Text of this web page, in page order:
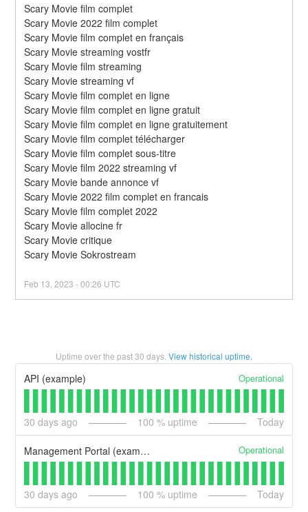
Scary Movie film complet
Scary Movie 2022 film complet
Scary Movie film complet en français
Scary Movie streaming vostfr
Scary Movie film streaming
Scary Movie streaming vf
Scary Movie film complet en ligne
Scary Movie film complet en ligne gratuit
Scary Movie film complet en ligne gratuitement
Scary Movie film complet télécharger
Scary Movie film complet sous-titre
Scary Movie film 2022 streaming vf
Scary Movie bande annonce vf
Scary Movie 2022 film complet en francais
Scary Movie film complet 2022
Scary Movie allocine fr
Scary Movie critique
Scary Movie Sokrostream
Feb 13 ,2023 -00:26 UTC
Uptime over the past30 days. View historical uptime.
API (example) Operational
30 days ago 100 % uptime Today
Management Portal (example) Operational
30 days ago 100 % uptime Today